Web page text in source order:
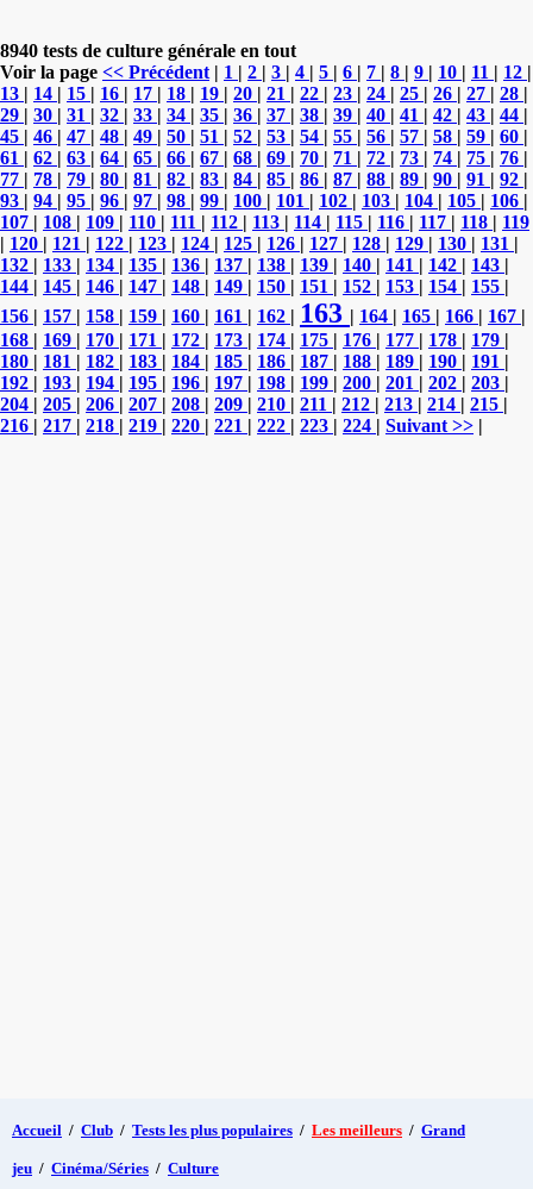
8940 tests de culture générale en tout
Voir la page << Précédent | 1 | 2 | 3 | 4 | 5 | 6 | 7 | 8 | 9 | 10 | 11 | 12 |
13 | 14 | 15 | 16 | 17 | 18 | 19 | 20 | 21 | 22 | 23 | 24 | 25 | 26 | 27 | 28 |
29 | 30 | 31 | 32 | 33 | 34 | 35 | 36 | 37 | 38 | 39 | 40 | 41 | 42 | 43 | 44 |
45 | 46 | 47 | 48 | 49 | 50 | 51 | 52 | 53 | 54 | 55 | 56 | 57 | 58 | 59 | 60 |
61 | 62 | 63 | 64 | 65 | 66 | 67 | 68 | 69 | 70 | 71 | 72 | 73 | 74 | 75 | 76 |
77 | 78 | 79 | 80 | 81 | 82 | 83 | 84 | 85 | 86 | 87 | 88 | 89 | 90 | 91 | 92 |
93 | 94 | 95 | 96 | 97 | 98 | 99 | 100 | 101 | 102 | 103 | 104 | 105 | 106 |
107 | 108 | 109 | 110 | 111 | 112 | 113 | 114 | 115 | 116 | 117 | 118 | 119
| 120 | 121 | 122 | 123 | 124 | 125 | 126 | 127 | 128 | 129 | 130 | 131 |
132 | 133 | 134 | 135 | 136 | 137 | 138 | 139 | 140 | 141 | 142 | 143 |
144 | 145 | 146 | 147 | 148 | 149 | 150 | 151 | 152 | 153 | 154 | 155 |
156 | 157 | 158 | 159 | 160 | 161 | 162 | 163 | 164 | 165 | 166 | 167 |
168 | 169 | 170 | 171 | 172 | 173 | 174 | 175 | 176 | 177 | 178 | 179 |
180 | 181 | 182 | 183 | 184 | 185 | 186 | 187 | 188 | 189 | 190 | 191 |
192 | 193 | 194 | 195 | 196 | 197 | 198 | 199 | 200 | 201 | 202 | 203 |
204 | 205 | 206 | 207 | 208 | 209 | 210 | 211 | 212 | 213 | 214 | 215 |
216 | 217 | 218 | 219 | 220 | 221 | 222 | 223 | 224 | Suivant >> |
Accueil / Club / Tests les plus populaires / Les meilleurs / Grand
jeu / Cinéma/Séries / Culture